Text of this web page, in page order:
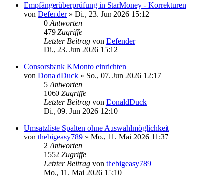
Empfängerüberprüfung in StarMoney - Korrekturen
von Defender» Di., 23. Jun 2026 15:12
0 Antworten
479 Zugriffe
Letzter Beitrag von Defender
Di., 23. Jun 2026 15:12
Consorsbank KMonto einrichten
von DonaldDuck » So., 07. Jun 2026 12:17
5 Antworten
1060 Zugriffe
Letzter Beitrag von DonaldDuck
Di., 09. Jun 2026 12:10
Umsatzliste Spalten ohne Auswahlmöglichkeit
von thebigeasy789 » Mo., 11. Mai 2026 11:37
2 Antworten
1552 Zugriffe
Letzter Beitrag von thebigeasy789
Mo., 11. Mai 2026 15:10